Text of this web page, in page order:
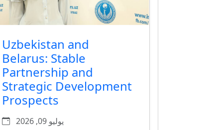
Uzbekistan and
Belarus: Stable
Partnership and
Strategic Development
Prospects
يوليو 09, 2026